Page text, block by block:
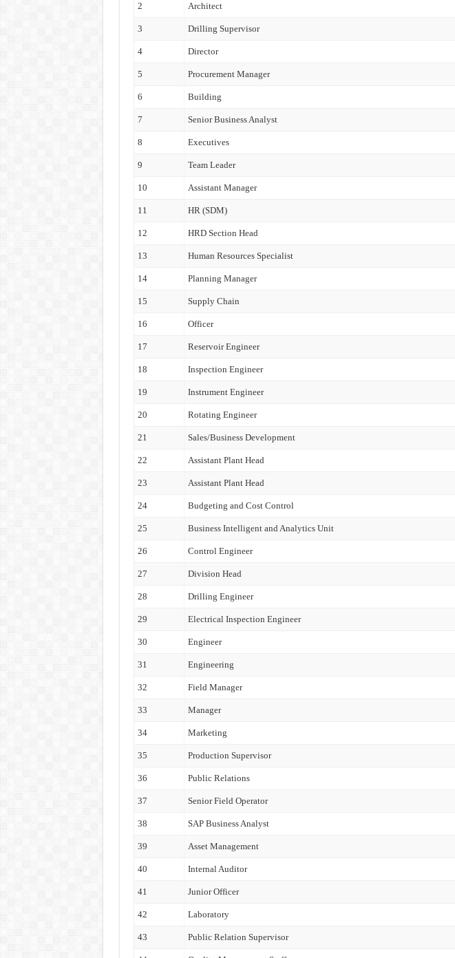
2 Architect
3 Drilling Supervisor
4 Director
5 Procurement Manager
6 Building
7 Senior Business Analyst
8 Executives
9 Team Leader
10 Assistant Manager
11 HR (SDM)
12 HRD Section Head
13 Human Resources Specialist
14 Planning Manager
15 Supply Chain
16 Officer
17 Reservoir Engineer
18 Inspection Engineer
19 Instrument Engineer
20 Rotating Engineer
21 Sales/Business Development
22 Assistant Plant Head
23 Assistant Plant Head
24 Budgeting and Cost Control
25 Business Intelligent and Analytics Unit
26 Control Engineer
27 Division Head
28 Drilling Engineer
29 Electrical Inspection Engineer
30 Engineer
31 Engineering
32 Field Manager
33 Manager
34 Marketing
35 Production Supervisor
36 Public Relations
37 Senior Field Operator
38 SAP Business Analyst
39 Asset Management
40 Internal Auditor
41 Junior Officer
42 Laboratory
43 Public Relation Supervisor